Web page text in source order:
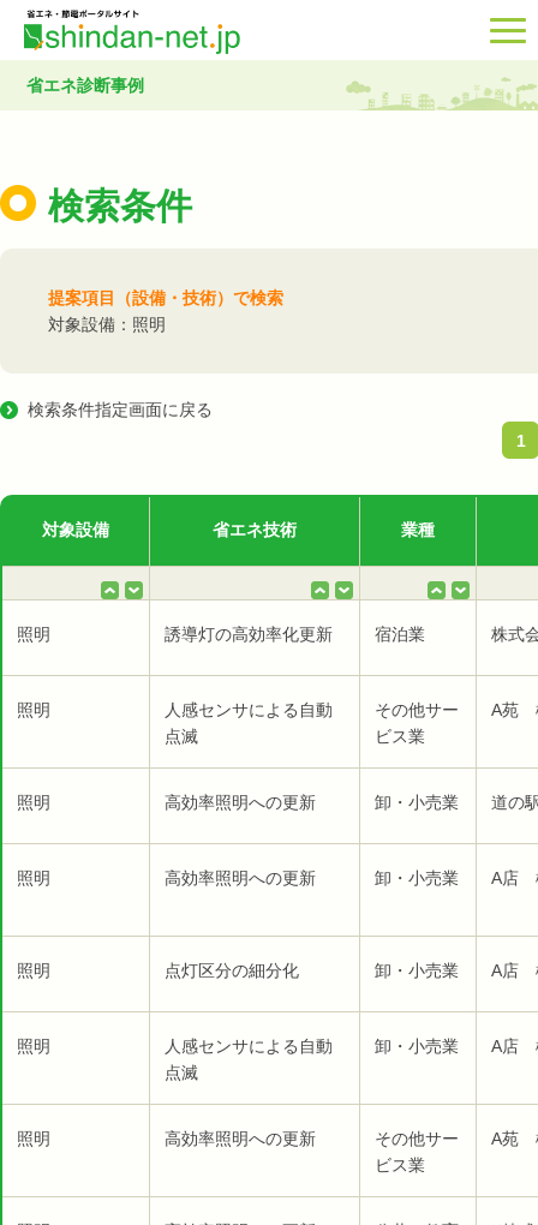
省エネ診断事例
検索条件
提案項目（設備・技術）で検索
対象設備：照明
検索条件指定画面に戻る
1
対象設備 省エネ技術 業種
照明 誘導灯の高効率化更新 宿泊業 株式
照明
人感センサによる自動
点滅
その他サー
ビス業
A苑
照明 高効率照明への更新 卸・小売業 道の
照明 高効率照明への更新 卸・小売業 A店
照明 点灯区分の細分化 卸・小売業 A店
照明
人感センサによる自動
点滅
卸・小売業 A店
照明 高効率照明への更新
その他サー
ビス業
A苑